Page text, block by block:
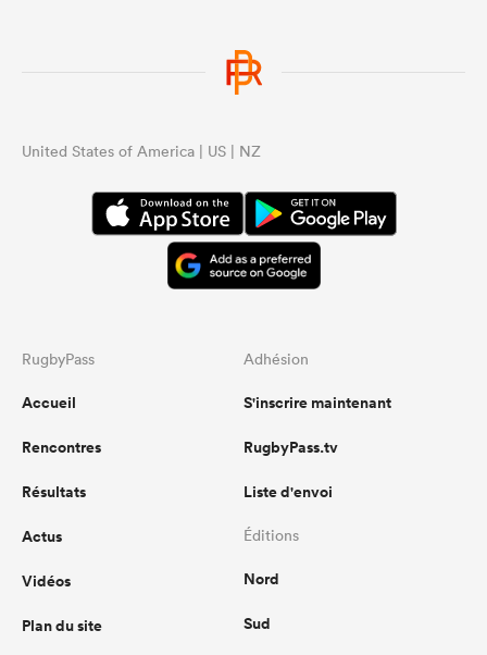
United States of America | US | NZ
RugbyPass
Accueil
Rencontres
Résultats
Actus
Vidéos
Plan du site
Adhésion
S'inscrire maintenant
RugbyPass.tv
Liste d'envoi
Éditions
Nord
Sud